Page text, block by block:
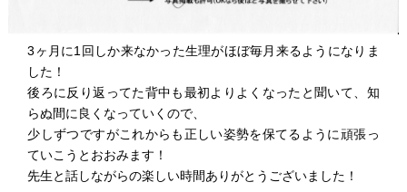
3ヶ月に1回しか来なかった生理がほぼ毎月来るようになりま
した！
後ろに反り返ってた背中も最初よりよくなったと聞いて、知
らぬ間に良くなっていくので、
少しずつですがこれからも正しい姿勢を保てるように頑張っ
ていこうとおおみます！
先生と話しながらの楽しい時間ありがとうございました！